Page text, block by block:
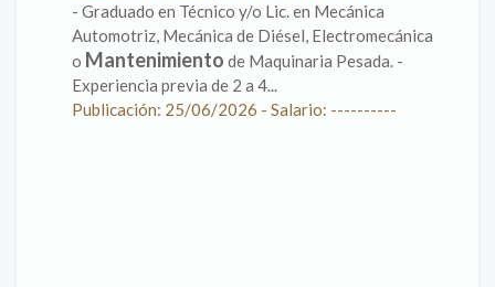
- Graduado en Técnico y/o Lic. en Mecánica
Automotriz, Mecánica de Diésel, Electromecánica
o Mantenimiento de Maquinaria Pesada. -
Experiencia previa de 2 a 4...
Publicación: 25/06/2026 - Salario: ----------